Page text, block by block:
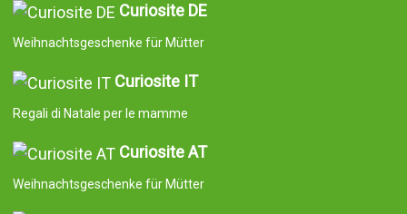
Curiosite DE
Weihnachtsgeschenke für Mütter
Curiosite IT
Regali di Natale per le mamme
Curiosite AT
Weihnachtsgeschenke für Mütter